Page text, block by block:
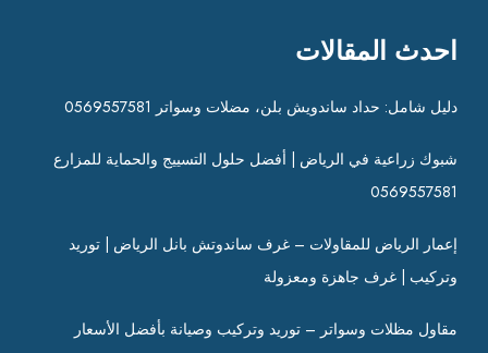
احدث المقالات
دليل شامل: حداد ساندويش بلن، مضلات وسواتر 0569557581
شبوك زراعية في الرياض | أفضل حلول التسييج والحماية للمزارع
0569557581
إعمار الرياض للمقاولات – غرف ساندوتش بانل الرياض | توريد
وتركيب | غرف جاهزة ومعزولة
مقاول مظلات وسواتر – توريد وتركيب وصيانة بأفضل الأسعار